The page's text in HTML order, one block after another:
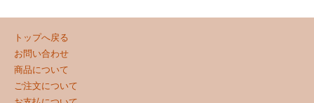
トップへ戻る
お問い合わせ
商品について
ご注文について